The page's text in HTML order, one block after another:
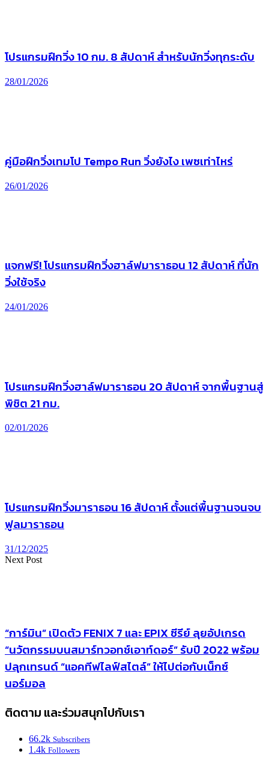
โปรแกรมฝึกวิ่ง 10 กม. 8 สัปดาห์ สำหรับนักวิ่งทุกระดับ
28/01/2026
คู่มือฝึกวิ่งเทมโป Tempo Run วิ่งยังไง เพซเท่าไหร่
26/01/2026
แจกฟรี! โปรแกรมฝึกวิ่งฮาล์ฟมาราธอน 12 สัปดาห์ ที่นัก
วิ่งใช้จริง
24/01/2026
โปรแกรมฝึกวิ่งฮาล์ฟมาราธอน 20 สัปดาห์ จากพื้นฐานสู่
พิชิต 21 กม.
02/01/2026
โปรแกรมฝึกวิ่งมาราธอน 16 สัปดาห์ ตั้งแต่พื้นฐานจนจบ
ฟูลมาราธอน
31/12/2025
Next Post
“การ์มิน” เปิดตัว FENIX 7 และ EPIX ซีรีย์ ลุยอัปเกรด
“นวัตกรรมบนสมาร์ทวอทช์เอาท์ดอร์” รับปี 2022 พร้อม
ปลุกเทรนด์ “แอคทีฟไลฟ์สไตล์” ให้ไปต่อกับเน็กซ์
นอร์มอล
ติดตาม และร่วมสนุกไปกับเรา
66.2k Subscribers
1.4k Followers